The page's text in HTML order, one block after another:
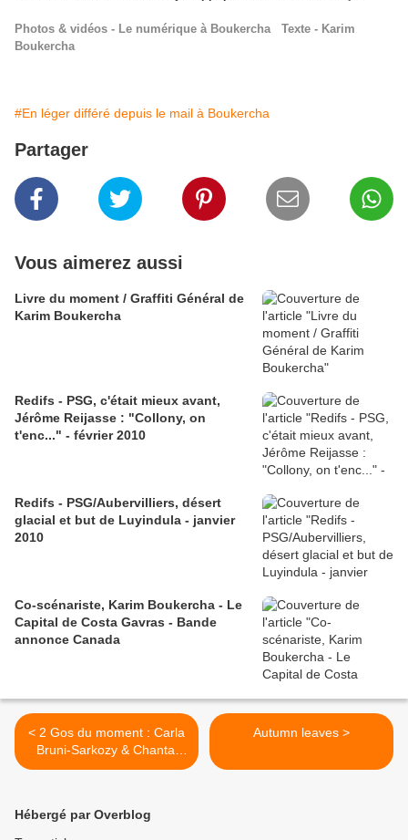
Photos & vidéos - Le numérique à Boukercha Texte - Karim
Boukercha
#En léger différé depuis le mail à Boukercha
Partager
Vous aimerez aussi
Livre du moment / Graffiti Général de
Karim Boukercha
Redifs - PSG, c'était mieux avant,
Jérôme Reijasse : "Collony, on
t'enc..." - février 2010
Redifs - PSG/Aubervilliers, désert
glacial et but de Luyindula - janvier
2010
Co-scénariste, Karim Boukercha - Le
Capital de Costa Gavras - Bande
annonce Canada
< 2 Gos du moment : Carla
Bruni-Sarkozy & Chantal
Biya
Autumn leaves >
Hébergé par Overblog